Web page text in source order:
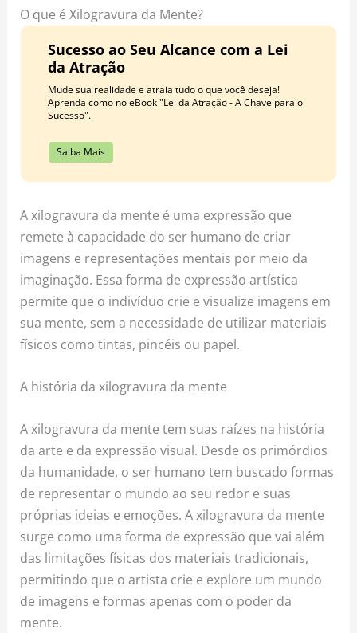
k a
m t
O que é Xilogravura da Mente?
Sucesso ao Seu Alcance com a Lei
da Atração
Mude sua realidade e atraia tudo o que você deseja!
Aprenda como no eBook "Lei da Atração - A Chave para o
Sucesso".
Saiba Mais
A xilogravura da mente é uma expressão que
remete à capacidade do ser humano de criar
imagens e representações mentais por meio da
imaginação. Essa forma de expressão artística
permite que o indivíduo crie e visualize imagens em
sua mente, sem a necessidade de utilizar materiais
físicos como tintas, pincéis ou papel.
A história da xilogravura da mente
A xilogravura da mente tem suas raízes na história
da arte e da expressão visual. Desde os primórdios
da humanidade, o ser humano tem buscado formas
de representar o mundo ao seu redor e suas
próprias ideias e emoções. A xilogravura da mente
surge como uma forma de expressão que vai além
das limitações físicas dos materiais tradicionais,
permitindo que o artista crie e explore um mundo
de imagens e formas apenas com o poder da
mente.